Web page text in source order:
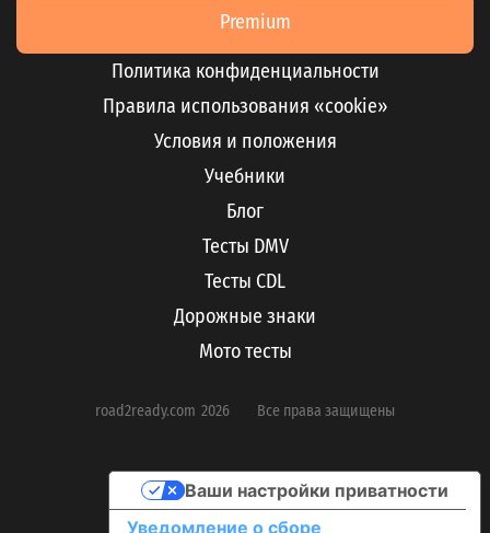
Учебники
Блог
Тесты DMV
Тесты CDL
Дорожные знаки
Мото тесты
Premium
Политика конфиденциальности
Правила использования «cookie»
Условия и положения
road2ready.com 2026 Все права защищены
Уведомление о сборе
Ваши настройки приватности